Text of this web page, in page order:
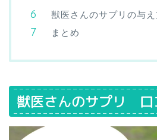
獣医さんのサプリの与
まとめ
獣医さんのサプリ 口